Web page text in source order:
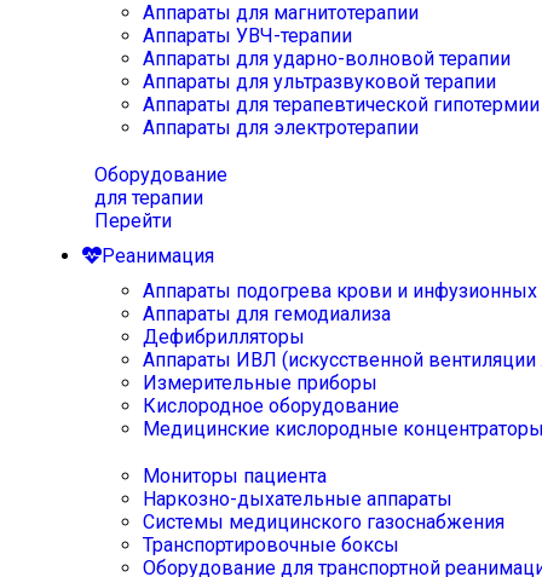
Аппараты для магнитотерапии
Аппараты УВЧ-терапии
Аппараты для ударно-волновой терапии
Аппараты для ультразвуковой терапии
Аппараты для терапевтической
Аппараты для электротерапии
Оборудование
для терапии
Перейти
Реанимация
Аппараты подогрева крови и инфузионных
Аппараты для гемодиализа
Дефибрилляторы
Аппараты ИВЛ (искусственной вентиляции
Измерительные приборы
Кислородное оборудование
Медицинские кислородные
Мониторы пациента
Наркозно-дыхательные аппараты
Системы медицинского газоснабжения
Транспортировочные боксы
Оборудование для транспортной